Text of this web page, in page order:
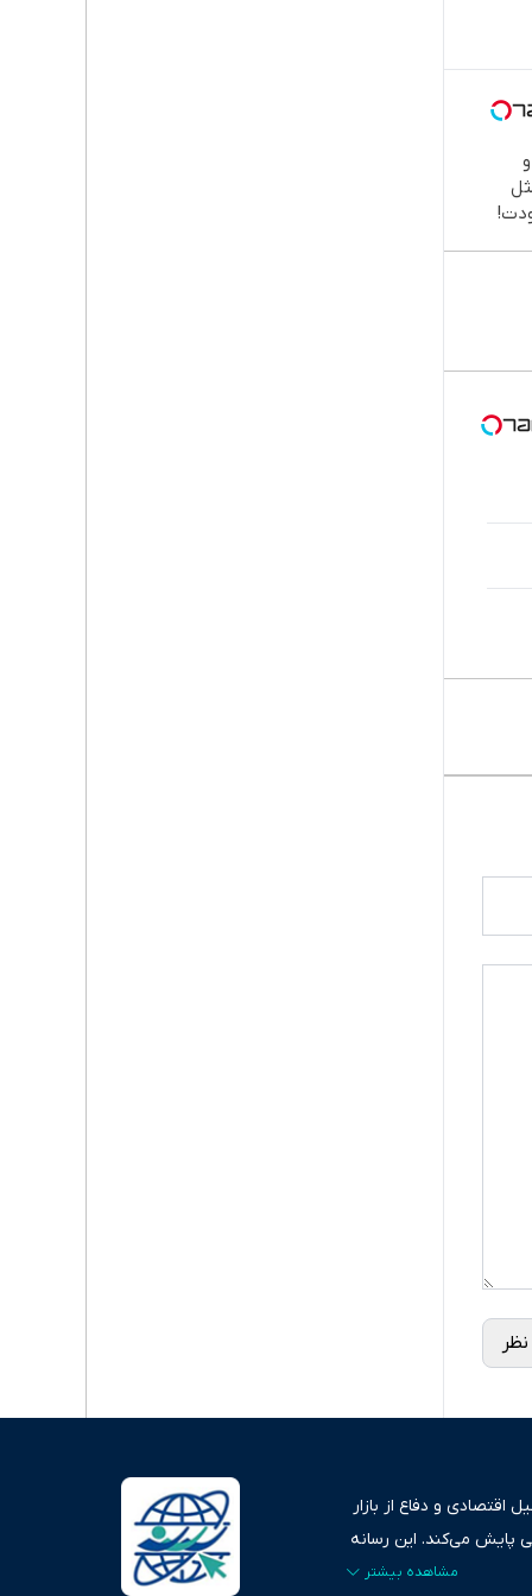
و دفاع از بازار
پایش می‌کند. این رسانه
بازارهای مالی،